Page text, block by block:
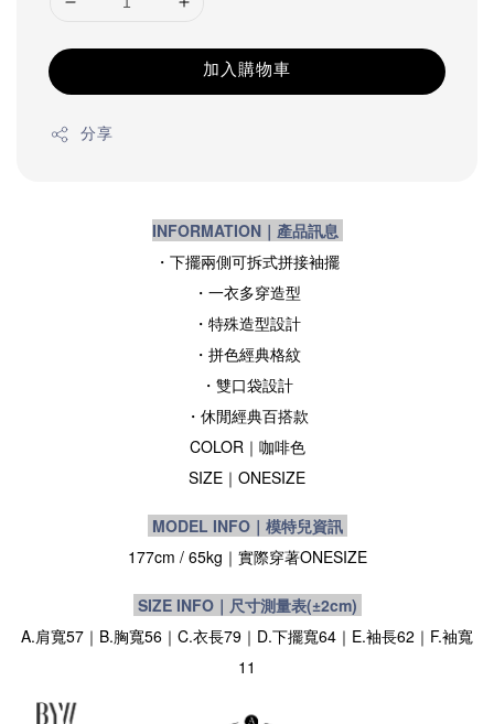
加入購物車
分享
INFORMATION｜產品訊息
・下擺兩側可拆式拼接袖擺
・ 一衣多穿造型
・特殊造型設計
・拼色經典格紋
・雙口袋設計
・休閒經典百搭款
COLOR｜咖啡色
SIZE ｜ONESIZE
MODEL INFO｜模特兒資訊
177cm / 65kg｜實際穿著ONESIZE
SIZE INFO｜尺寸測量表(±2cm)
A.肩寬57｜B.胸寬56｜C.衣長79｜D.下擺寬64｜E.袖長62｜F.袖寬
11